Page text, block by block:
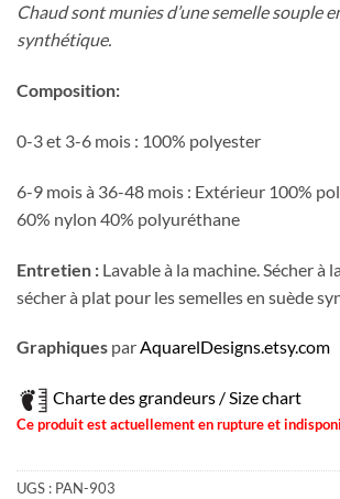
Chaud sont munies d’une semelle souple
synthétique.
Composition:
0-3 et 3-6 mois : 100% polyester
6-9 mois à 36-48 mois : Extérieur 100%
60% nylon 40% polyuréthane
Entretien : Lavable à la machine. Sécher à
sécher à plat pour les semelles en suède
Graphiques parAquarelDesigns.etsy.com
Charte des grandeurs / Size chart
Ce produit est actuellement en rupture et
UGS : PAN-903